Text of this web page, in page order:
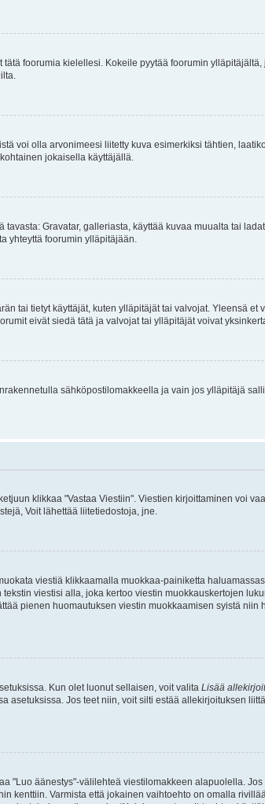
foorumia kielellesi. Kokeile pyytää foorumin
voi olla arvonimeesi liitetty kuva esimerkiksi tähtien,
jokaisella käyttäjällä.
Gravatar, galleriasta, käyttää kuvaa muualta tai
yhteyttä foorumin ylläpitäjään.
tai tietyt käyttäjät, kuten ylläpitäjät tai valvojat. Yleensä
eivät siedä tätä ja valvojat tai ylläpitäjät voivat
sähköpostilomakkeella ja vain jos ylläpitäjä
klikkaa "Vastaa Viestiin". Viestien kirjoittaminen voi
Voit lähettää liitetiedostoja, jne.
viestiä klikkaamalla muokkaa-painiketta
viestisi alla, joka kertoo viestin muokkauskertojen
pienen huomautuksen viestin muokkaamisen syistä
Kun olet luonut sellaisen, voit valita Lisää
Jos teet niin, voit silti estää allekirjoituksen
"Luo äänestys"-välilehteä viestilomakkeen alapuolella.
kenttiin. Varmista että jokainen vaihtoehto on omalla